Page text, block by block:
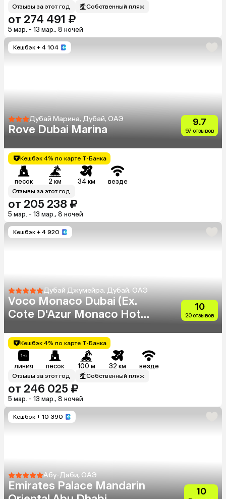
Отзывы за этот год Собственный пляж
от 274 491 ₽
5 мар. - 13 мар., 8 ночей
Кешбэк + 4 104
Дубай Марина, Дубай, ОАЭ
Rove Dubai Marina
9.7
97 отзывов
Кешбэк 4% по карте Т-Банка
песок 2 км 34 км везде
Отзывы за этот год
от 205 238 ₽
5 мар. - 13 мар., 8 ночей
Кешбэк + 4 920
Дубай Джумейра, Дубай, ОАЭ
Voco Monaco Dubai (Ex.
Cote D'Azur Monaco Hotel)
10
20 отзывов
Кешбэк 4% по карте Т-Банка
линия песок 100 м 32 км везде
Отзывы за этот год Собственный пляж
от 246 025 ₽
5 мар. - 13 мар., 8 ночей
Кешбэк + 10 390
Абу-Даби, ОАЭ
Emirates Palace Mandarin
10